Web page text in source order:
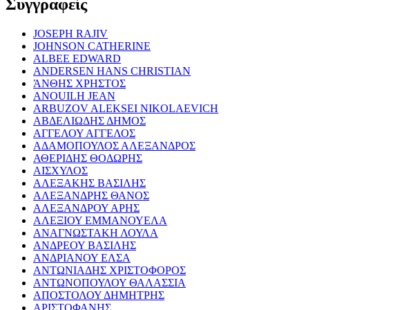
Συγγραφείς
JOSEPH RAJIV
JOHNSON CATHERINE
ALBEE EDWARD
ANDERSEN HANS CHRISTIAN
ΆΝΘΗΣ ΧΡΗΣΤΟΣ
ANOUILH JEAN
ARBUZOV ALEKSEI NIKOLAEVICH
ΑΒΔΕΛΙΩΔΗΣ ΔΗΜΟΣ
ΑΓΓΕΛΟΥ ΑΓΓΕΛΟΣ
ΑΔΑΜΟΠΟΥΛΟΣ ΑΛΕΞΑΝΔΡΟΣ
ΑΘΕΡΙΔΗΣ ΘΟΔΩΡΗΣ
ΑΙΣΧΥΛΟΣ
ΑΛΕΞΑΚΗΣ ΒΑΣΙΛΗΣ
ΑΛΕΞΑΝΔΡΗΣ ΘΑΝΟΣ
ΑΛΕΞΑΝΔΡΟΥ ΑΡΗΣ
ΑΛΕΞΙΟΥ ΕΜΜΑΝΟΥΕΛΑ
ΑΝΑΓΝΩΣΤΑΚΗ ΛΟΥΛΑ
ΑΝΔΡΕΟΥ ΒΑΣΙΛΗΣ
ΑΝΔΡΙΑΝΟΥ ΕΛΣΑ
ΑΝΤΩΝΙΑΔΗΣ ΧΡΙΣΤΟΦΟΡΟΣ
ΑΝΤΩΝΟΠΟΥΛΟΥ ΘΑΛΑΣΣΙΑ
ΑΠΟΣΤΟΛΟΥ ΔΗΜΗΤΡΗΣ
ΑΡΙΣΤΟΦΑΝΗΣ